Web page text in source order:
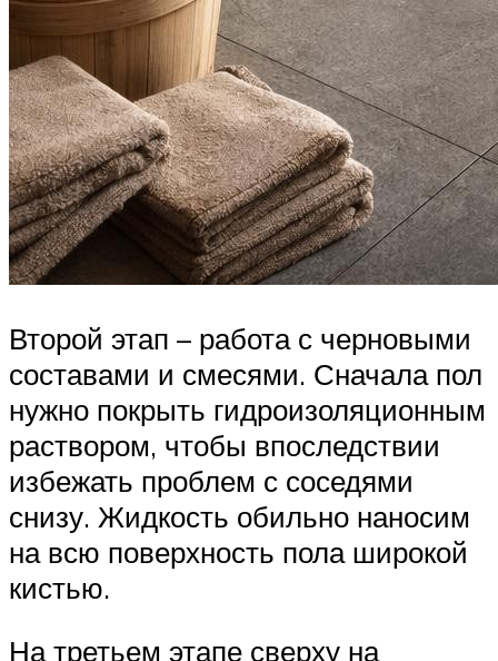
Второй этап – работа с черновыми
составами и смесями. Сначала пол
нужно покрыть гидроизоляционным
раствором, чтобы впоследствии
избежать проблем с соседями
снизу. Жидкость обильно наносим
на всю поверхность пола широкой
кистью.
На третьем этапе сверху на